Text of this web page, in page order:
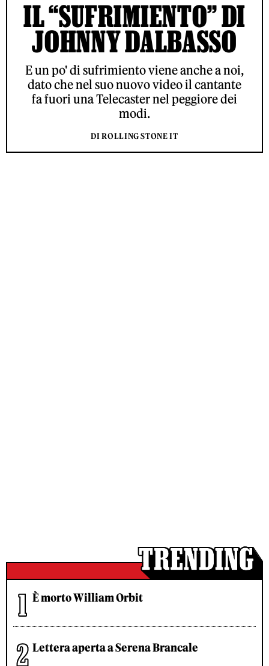
IL “SUFRIMIENTO” DI
JOHNNY DALBASSO
E un po' di sufrimiento viene anche a noi,
dato che nel suo nuovo video il cantante
fa fuori una Telecaster nel peggiore dei
modi.
DI ROLLING STONE IT
È morto William Orbit
Lettera aperta a Serena Brancale